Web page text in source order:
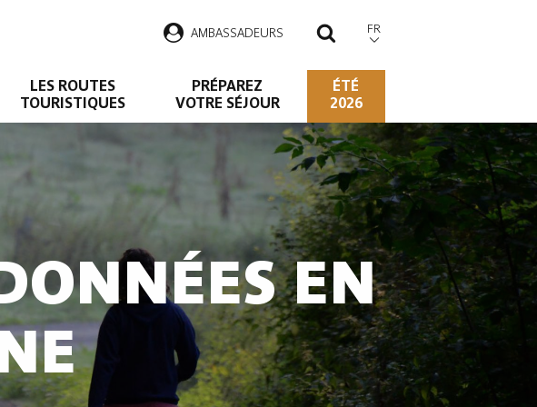
AMBASSADEURS RECHERCHER
FR
LES ROUTES
TOURISTIQUES
PRÉPAREZ
VOTRE SÉJOUR
ÉTÉ
2026
EN